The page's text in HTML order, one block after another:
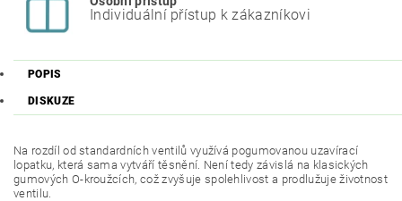
Individuální přístup k zákazníkovi
POPIS
DISKUZE
Na rozdíl od standardních ventilů využívá pogumovanou uzavírací
lopatku, která sama vytváří těsnění. Není tedy závislá na klasických
gumových O-kroužcích, což zvyšuje spolehlivost a prodlužuje životnost
ventilu.